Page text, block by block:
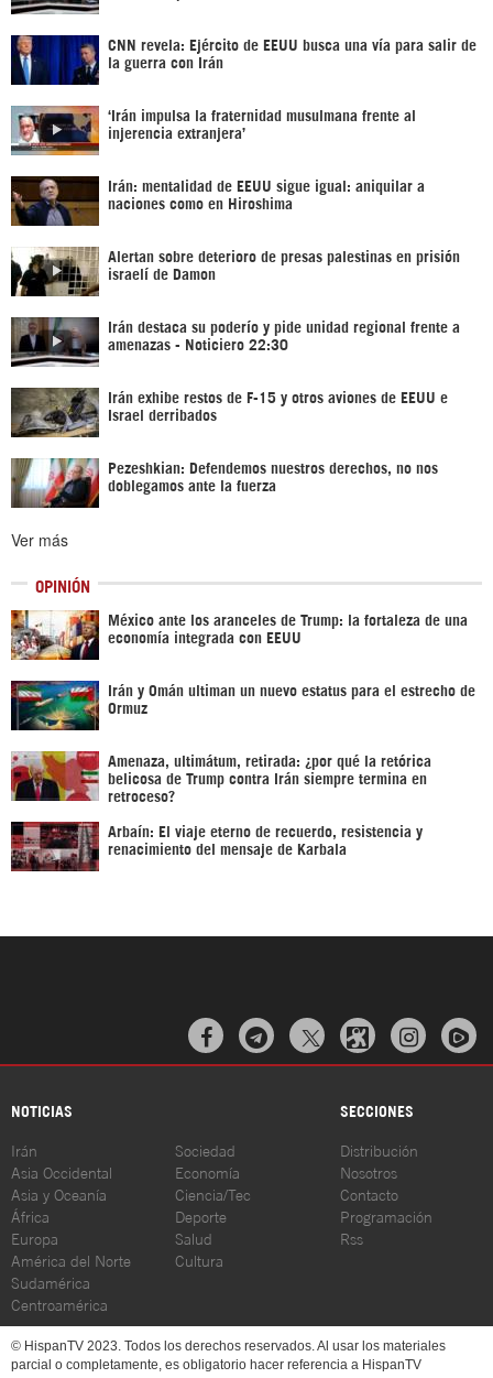
CNN revela: Ejército de EEUU busca una vía para salir de
la guerra con Irán
‘Irán impulsa la fraternidad musulmana frente al
injerencia extranjera’
Irán: mentalidad de EEUU sigue igual: aniquilar a
naciones como en Hiroshima
Alertan sobre deterioro de presas palestinas en prisión
israelí de Damon
Irán destaca su poderío y pide unidad regional frente a
amenazas - Noticiero 22:30
Irán exhibe restos de F-15 y otros aviones de EEUU e
Israel derribados
Pezeshkian: Defendemos nuestros derechos, no nos
doblegamos ante la fuerza
Ver más
OPINIÓN
México ante los aranceles de Trump: la fortaleza de una
economía integrada con EEUU
Irán y Omán ultiman un nuevo estatus para el estrecho de
Ormuz
Amenaza, ultimátum, retirada: ¿por qué la retórica
belicosa de Trump contra Irán siempre termina en
retroceso?
Arbaín: El viaje eterno de recuerdo, resistencia y
renacimiento del mensaje de Karbala
  
NOTICIAS SECCIONES
Irán
Asia Occidental
Asia y Oceanía
África
Europa
América del Norte
Sudamérica
Centroamérica
Sociedad
Economía
Ciencia/Tec
Deporte
Salud
Cultura
Distribución
Nosotros
Contacto
Programación
Rss
© HispanTV 2023. Todos los derechos reservados. Al usar los materiales
parcial o completamente, es obligatorio hacer referencia a HispanTV